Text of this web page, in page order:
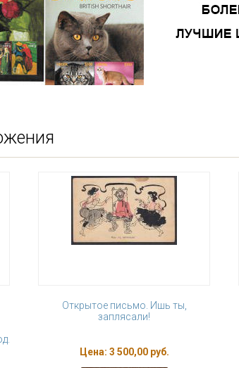
Открытое письмо. Ишь ты,
заплясали!
Цена: 3 500,00 руб.